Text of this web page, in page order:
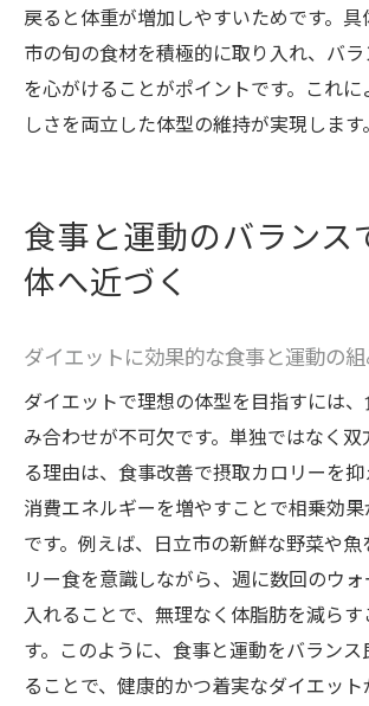
戻ると体重が増加しやすいためです。
市の旬の食材を積極的に取り入れ、バ
を心がけることがポイントです。これ
しさを両立した体型の維持が実現します。
食事と運動のバランス
体へ近づく
ダイエットに効果的な食事と運動の
ダイエットで理想の体型を目指すには
み合わせが不可欠です。単独ではなく
る理由は、食事改善で摂取カロリーを
消費エネルギーを増やすことで相乗効
です。例えば、日立市の新鮮な野菜や魚
リー食を意識しながら、週に数回のウ
入れることで、無理なく体脂肪を減ら
す。このように、食事と運動をバラン
ることで、健康的かつ着実なダイエット